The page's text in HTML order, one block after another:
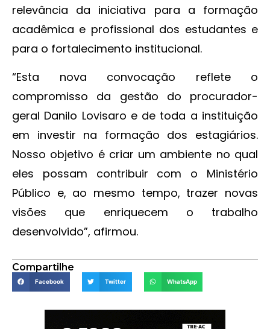
relevância da iniciativa para a formação
acadêmica e profissional dos estudantes e
para o fortalecimento institucional.
“Esta nova convocação reflete o
compromisso da gestão do procurador-
geral Danilo Lovisaro e de toda a instituição
em investir na formação dos estagiários.
Nosso objetivo é criar um ambiente no qual
eles possam contribuir com o Ministério
Público e, ao mesmo tempo, trazer novas
visões que enriquecem o trabalho
desenvolvido”, afirmou.
Compartilhe
Facebook Twitter WhatsApp